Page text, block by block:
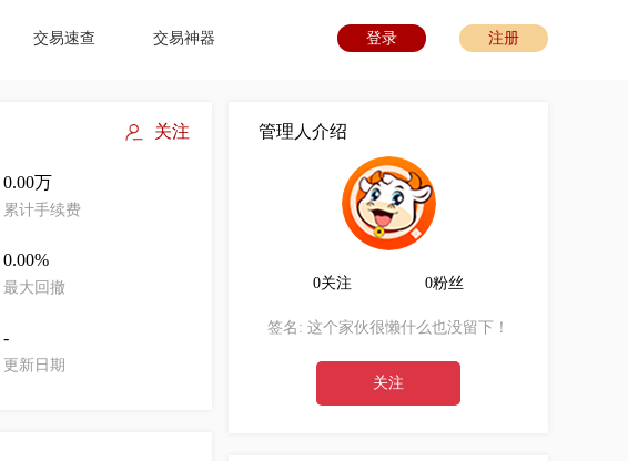
交易速查 交易神器 登录 注册
关注
0.00万
累计手续费
0.00%
最大回撤
-
更新日期
管理人介绍
0关注 0粉丝
签名: 这个家伙很懒什么也没留下！
关注